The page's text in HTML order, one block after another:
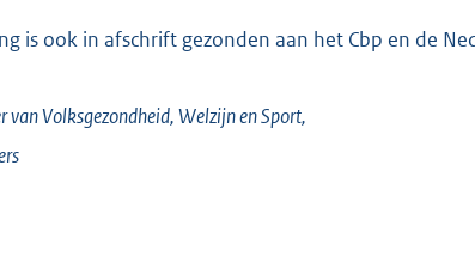
is ook in afschrift gezonden aan het Cbp en de
van Volksgezondheid, Welzijn en Sport,